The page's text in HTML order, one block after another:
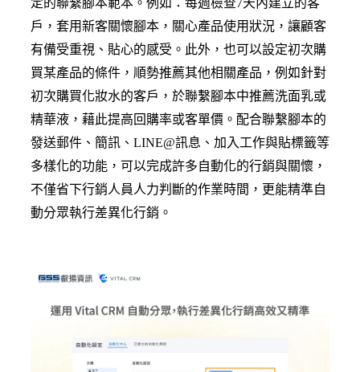
戶，套用新客關懷腳本，關心產品使用狀況，讓顧客
有備受重視、貼心的感受。此外，也可以設定初次購
買某產品的條件，順勢推薦其他相關產品，例如針對
初次購買化妝水的客戶，於聯繫腳本中推薦洗面乳或
精華液，藉此提高回購率或客單價。配合聯繫腳本的
發送郵件、簡訊、LINE@訊息、加入工作與貼標籤等
多樣化的功能，可以完成許多自動化的行銷與關懷，
不僅省下行銷人員人力判斷的作業時間，更能精準自
動分眾執行差異化行銷。